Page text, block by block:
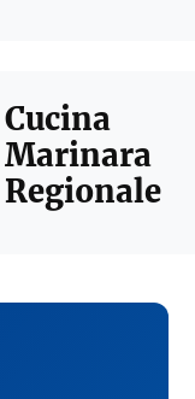
Cucina
Marinara
Regionale